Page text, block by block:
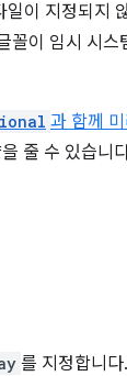
이 지정되지
이 임시 시
과 함께
줄 수 있습
를 지정합니다.